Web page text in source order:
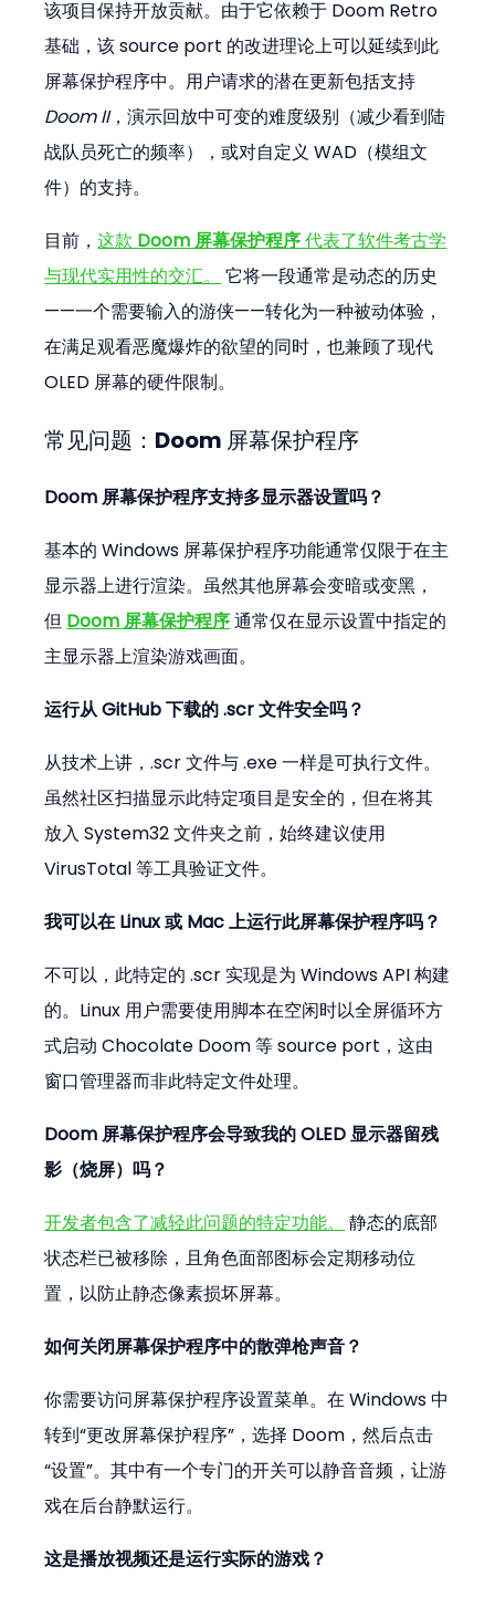
该项目保持开放贡献。由于它依赖于 Doom Retro
基础，该 source port 的改进理论上可以延续到此
屏幕保护程序中。用户请求的潜在更新包括支持
Doom II，演示回放中可变的难度级别（减少看到陆
战队员死亡的频率），或对自定义 WAD（模组文
件）的支持。
目前，这款 Doom 屏幕保护程序 代表了软件考古学
与现代实用性的交汇。
它将一段通常是动态的历史
——一个需要输入的游侠——转化为一种被动体验，
在满足观看恶魔爆炸的欲望的同时，也兼顾了现代
OLED 屏幕的硬件限制。
常见问题：Doom 屏幕保护程序
Doom 屏幕保护程序支持多显示器设置吗？
基本的 Windows 屏幕保护程序功能通常仅限于在主
显示器上进行渲染。虽然其他屏幕会变暗或变黑，
但 Doom 屏幕保护程序 通常仅在显示设置中指定的
主显示器上渲染游戏画面。
运行从 GitHub 下载的 .scr 文件安全吗？
从技术上讲，.scr 文件与 .exe 一样是可执行文件。
虽然社区扫描显示此特定项目是安全的，但在将其
放入 System32 文件夹之前，始终建议使用
VirusTotal 等工具验证文件。
我可以在 Linux 或 Mac 上运行此屏幕保护程序吗？
不可以，此特定的 .scr 实现是为 Windows API 构建
的。Linux 用户需要使用脚本在空闲时以全屏循环方
式启动 Chocolate Doom 等 source port，这由
窗口管理器而非此特定文件处理。
Doom 屏幕保护程序会导致我的 OLED 显示器留残
影（烧屏）吗？
开发者包含了减轻此问题的特定功能。
静态的底部
状态栏已被移除，且角色面部图标会定期移动位
置，以防止静态像素损坏屏幕。
如何关闭屏幕保护程序中的散弹枪声音？
你需要访问屏幕保护程序设置菜单。在 Windows 中
转到“更改屏幕保护程序”，选择 Doom，然后点击
“设置”。其中有一个专门的开关可以静音音频，让游
戏在后台静默运行。
这是播放视频还是运行实际的游戏？